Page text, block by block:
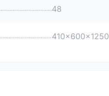
48
410x600x1250